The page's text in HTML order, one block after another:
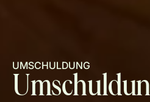
UMSCHULDUNG